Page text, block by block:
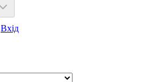
Вхід